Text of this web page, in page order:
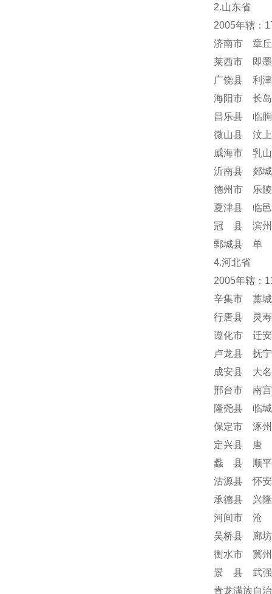
2.山东省
2005年辖：
济南市 章
莱西市 即
广饶县 利
海阳市 长
昌乐县 临
微山县 汶
威海市 乳
沂南县 郯
德州市 乐
夏津县 临
冠 县 滨州
鄄城县 单
4.河北省
2005年辖：
辛集市 藁
行唐县 灵
遵化市 迁
卢龙县 抚
成安县 大
邢台市 南
隆尧县 临
保定市 涿
定兴县 唐
蠡 县 顺
沽源县 怀
承德县 兴
河间市 沧
吴桥县 廊
衡水市 冀
景 县 武强
青龙满族自